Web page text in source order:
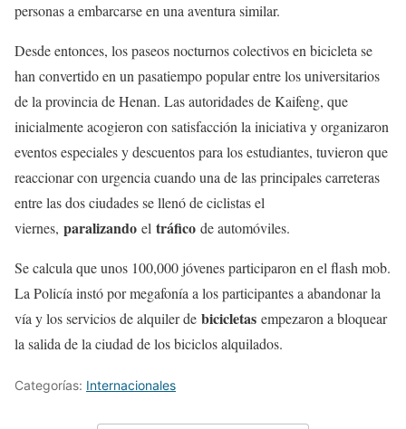
personas a embarcarse en una aventura similar.
Desde entonces, los paseos nocturnos colectivos en bicicleta se
han convertido en un pasatiempo popular entre los universitarios
de la provincia de Henan. Las autoridades de Kaifeng, que
inicialmente acogieron con satisfacción la iniciativa y organizaron
eventos especiales y descuentos para los estudiantes, tuvieron que
reaccionar con urgencia cuando una de las principales carreteras
entre las dos ciudades se llenó de ciclistas el
viernes, paralizando el tráfico de automóviles.
Se calcula que unos 100,000 jóvenes participaron en el flash mob.
La Policía instó por megafonía a los participantes a abandonar la
vía y los servicios de alquiler de bicicletas empezaron a bloquear
la salida de la ciudad de los biciclos alquilados.
Categorías: Internacionales